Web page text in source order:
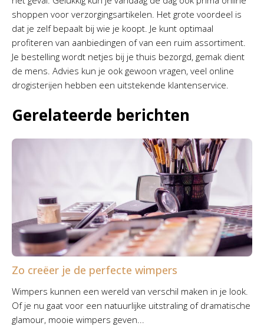
shoppen voor verzorgingsartikelen. Het grote voordeel is
dat je zelf bepaalt bij wie je koopt. Je kunt optimaal
profiteren van aanbiedingen of van een ruim assortiment.
Je bestelling wordt netjes bij je thuis bezorgd, gemak dient
de mens. Advies kun je ook gewoon vragen, veel online
drogisterijen hebben een uitstekende klantenservice.
Gerelateerde berichten
Zo creëer je de perfecte wimpers
Wimpers kunnen een wereld van verschil maken in je look.
Of je nu gaat voor een natuurlijke uitstraling of dramatische
glamour, mooie wimpers geven...